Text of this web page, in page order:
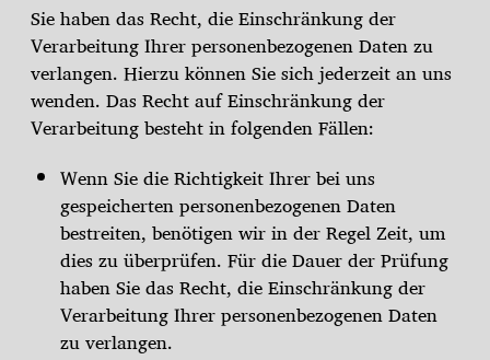
Sie haben das Recht, die Einschränkung der
Verarbeitung Ihrer personenbezogenen Daten zu
verlangen. Hierzu können Sie sich jederzeit an uns
wenden. Das Recht auf Einschränkung der
Verarbeitung besteht in folgenden Fällen:
Wenn Sie die Richtigkeit Ihrer bei uns
gespeicherten personenbezogenen Daten
bestreiten, benötigen wir in der Regel Zeit, um
dies zu überprüfen. Für die Dauer der Prüfung
haben Sie das Recht, die Einschränkung der
Verarbeitung Ihrer personenbezogenen Daten
zu verlangen.